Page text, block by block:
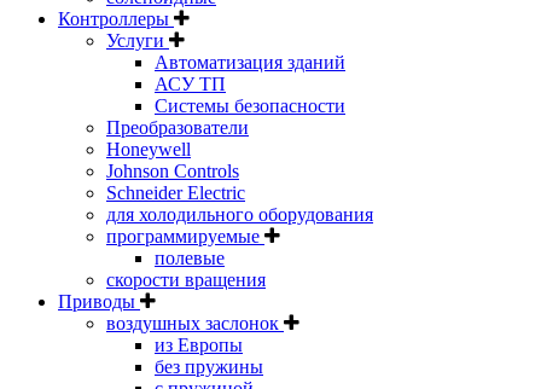
Контроллеры
Услуги
Автоматизация зданий
АСУ ТП
Системы безопасности
Преобразователи
Honeywell
Johnson Controls
Schneider Electric
для холодильного оборудования
программируемые
полевые
скорости вращения
Приводы
воздушных заслонок
из Европы
без пружины